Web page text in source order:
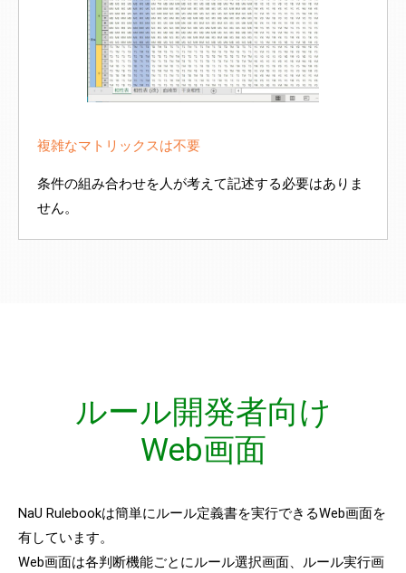
複雑なマトリックスは不要
条件の組み合わせを人が考えて記述する必要はありま
せん。
ルール開発者向け
Web画面
NaU Rulebookは簡単にルール定義書を実行できるWeb画面を
有しています。
Web画面は各判断機能ごとにルール選択画面、ルール実行画